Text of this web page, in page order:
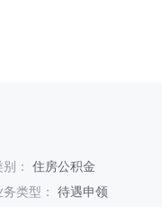
别：住房公积金
务类型：待遇申领